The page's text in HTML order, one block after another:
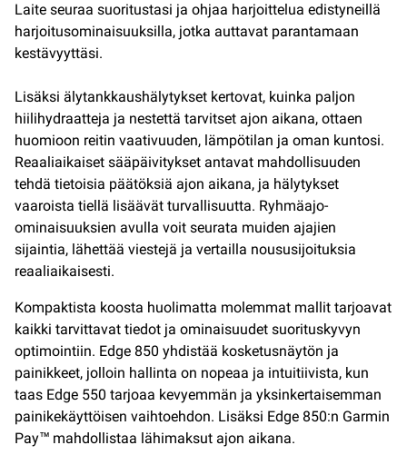
Laite seuraa suoritustasi ja ohjaa harjoittelua edistyneillä
harjoitusominaisuuksilla, jotka auttavat parantamaan
kestävyyttäsi.
Lisäksi älytankkaushälytykset kertovat, kuinka paljon
hiilihydraatteja ja nestettä tarvitset ajon aikana, ottaen
huomioon reitin vaativuuden, lämpötilan ja oman kuntosi.
Reaaliaikaiset sääpäivitykset antavat mahdollisuuden
tehdä tietoisia päätöksiä ajon aikana, ja hälytykset
vaaroista tiellä lisäävät turvallisuutta. Ryhmäajo-
ominaisuuksien avulla voit seurata muiden ajajien
sijaintia, lähettää viestejä ja vertailla noususijoituksia
reaaliaikaisesti.
Kompaktista koosta huolimatta molemmat mallit tarjoavat
kaikki tarvittavat tiedot ja ominaisuudet suorituskyvyn
optimointiin. Edge 850 yhdistää kosketusnäytön ja
painikkeet, jolloin hallinta on nopeaa ja intuitiivista, kun
taas Edge 550 tarjoaa kevyemmän ja yksinkertaisemman
painikekäyttöisen vaihtoehdon. Lisäksi Edge 850:n Garmin
Pay™ mahdollistaa lähimaksut ajon aikana.